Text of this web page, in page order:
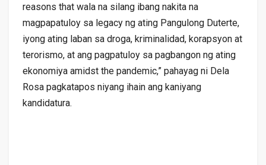
reasons that wala na silang ibang nakita na
magpapatuloy sa legacy ng ating Pangulong Duterte,
iyong ating laban sa droga, kriminalidad, korapsyon at
terorismo, at ang pagpatuloy sa pagbangon ng ating
ekonomiya amidst the pandemic,” pahayag ni Dela
Rosa pagkatapos niyang ihain ang kaniyang
kandidatura.